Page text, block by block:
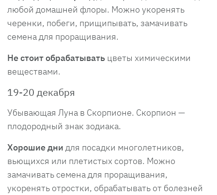
любой домашней флоры. Можно укоренять
черенки, побеги, прищипывать, замачивать
семена для проращивания.
Не стоит обрабатывать цветы химическими
веществами.
19-20 декабря
Убывающая Луна в Скорпионе. Скорпион —
плодородный знак зодиака.
Хорошие дни для посадки многолетников,
вьющихся или плетистых сортов. Можно
замачивать семена для проращивания,
укоренять отростки, обрабатывать от болезней